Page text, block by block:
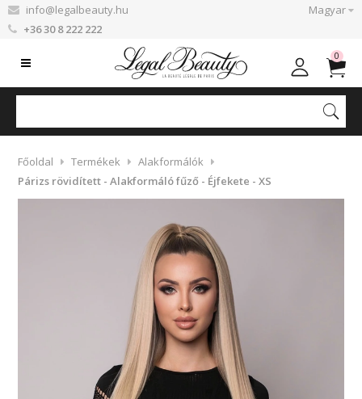
info@legalbeauty.hu
+36 30 8 222 222
Magyar
0
Főoldal Termékek
Alakformálók
Párizs rövidített - Alakformáló fűző - Éjfekete - XS